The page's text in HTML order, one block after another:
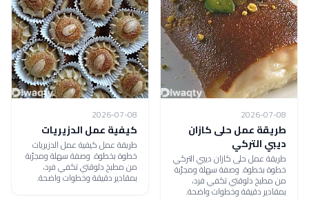
2026-07-08
طريقة عمل حلى كازان
ديبي التركي
طريقة عمل حلى كازان ديبي التركي
خطوة بخطوة. وصفة سهلة ومجرّبة
من مطبخ دلوقتي تكفي فرد،
بمقادير دقيقة وخطوات واضحة.
2026-07-08
كيفية عمل الدزيريات
طريقة عمل كيفية عمل الدزيريات
خطوة بخطوة. وصفة سهلة ومجرّبة
من مطبخ دلوقتي تكفي فرد،
بمقادير دقيقة وخطوات واضحة.